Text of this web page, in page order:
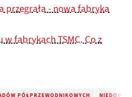
przegrała - nowa fabryka
fabrykach TSMC. Co z
PÓŁPRZEWODNIKOWYCH